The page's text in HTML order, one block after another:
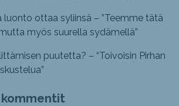
luonto ottaa syliinsä – ”Teemme tätä
myös suurella sydämellä”
puutetta? – “Toivoisin Pirhan